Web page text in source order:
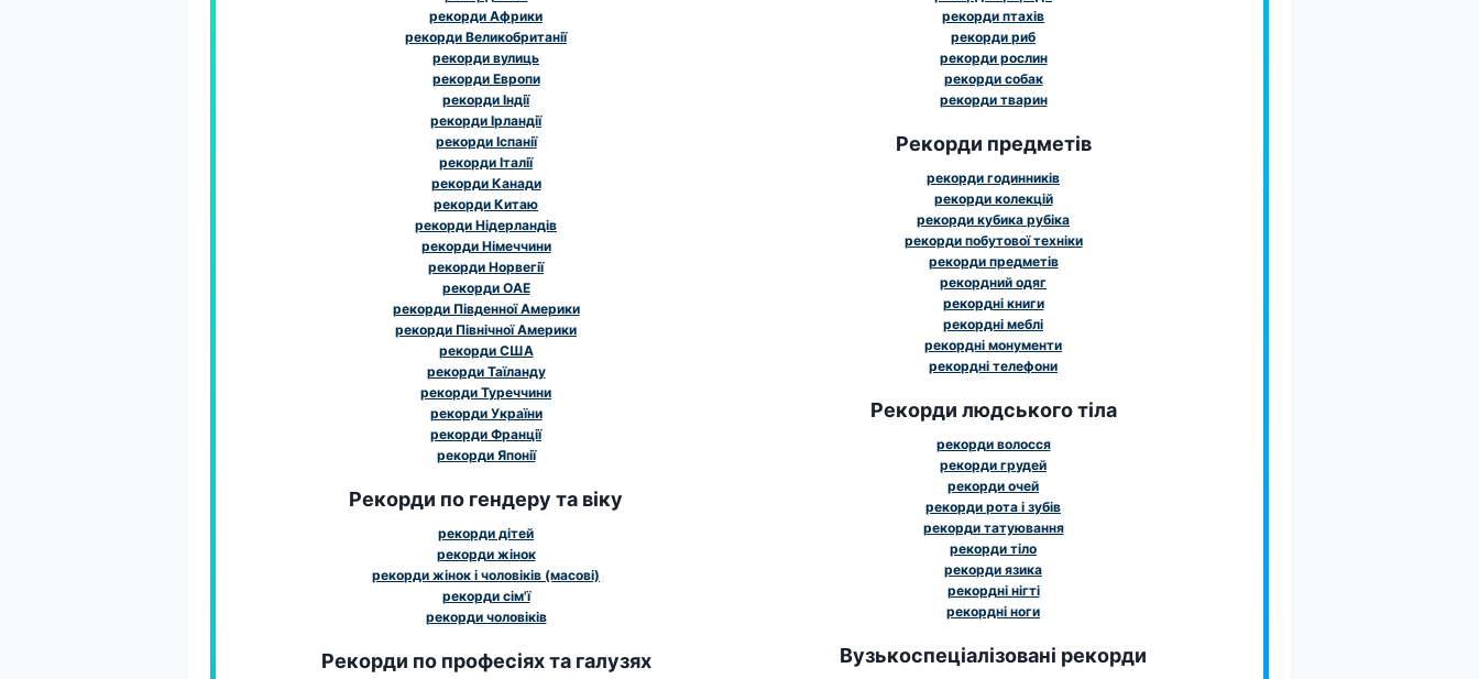
рекорди Африки
рекорди Великобританії
рекорди вулиць
рекорди Европи
рекорди Індії
рекорди Ірландії
рекорди Іспанії
рекорди Італії
рекорди Канади
рекорди Китаю
рекорди Нідерландів
рекорди Німеччини
рекорди Норвегії
рекорди ОАЕ
рекорди Південної Америки
рекорди Північної Америки
рекорди США
рекорди Таїланду
рекорди Туреччини
рекорди України
рекорди Франції
рекорди Японії
Рекорди по гендеру та віку
рекорди дітей
рекорди жінок
рекорди жінок і чоловіків (масові)
рекорди сім'ї
рекорди чоловіків
Рекорди по професіях та галузях
рекорди птахів
рекорди риб
рекорди рослин
рекорди собак
рекорди тварин
Рекорди предметів
рекорди годинників
рекорди колекцій
рекорди кубика рубіка
рекорди побутової техніки
рекорди предметів
рекордний одяг
рекордні книги
рекордні меблі
рекордні монументи
рекордні телефони
Рекорди людського тіла
рекорди волосся
рекорди грудей
рекорди очей
рекорди рота і зубів
рекорди татуювання
рекорди тіло
рекорди язика
рекордні нігті
рекордні ноги
Вузькоспеціалізовані рекорди